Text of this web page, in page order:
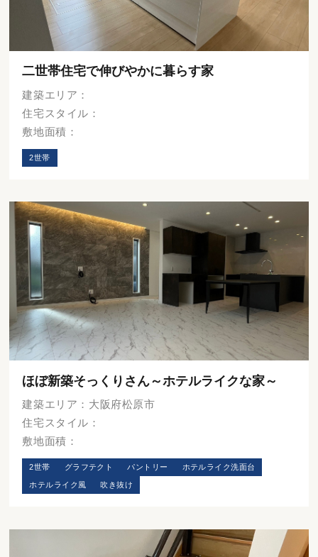
二世帯住宅で伸びやかに暮らす家
建築エリア：
住宅スタイル：
敷地面積：
2世帯
ほぼ新築そっくりさん～ホテルライクな家～
建築エリア：大阪府松原市
住宅スタイル：
敷地面積：
2世帯 グラフテクト パントリー ホテルライク洗面台
ホテルライク風 吹き抜け